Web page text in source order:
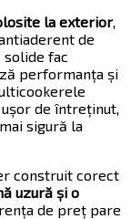
la exterior,
de
solide fac
performanța și
de întreținut,
sigură la
construit corect
uzură și o
de preț pare